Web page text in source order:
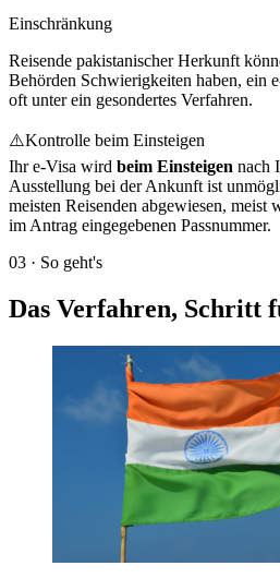
Einschränkung
Reisende pakistanischer Herkunft
Behörden Schwierigkeiten haben, ein
oft unter ein gesondertes Verfahren.
⚠️Kontrolle beim Einsteigen
Ihr e-Visa wird beim Einsteigen nach
Ausstellung bei der Ankunft ist
meisten Reisenden abgewiesen, meist
im Antrag eingegebenen Passnummer.
03 · So geht's
Das Verfahren, Schritt